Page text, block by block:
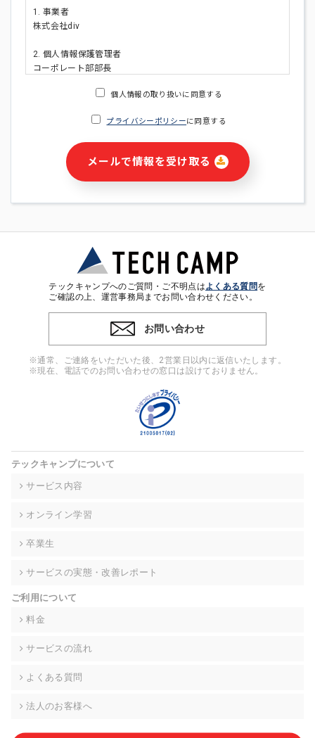
1. 事業者
株式会社div
2. 個人情報保護管理者
コーポレート部部長
・ご請求された資料の送付のため
・本サービス及び本サービスに関連する情報(当社及び第三者の
サービス又は商品等の広告配信・宣伝を含みますが、それらに
・個人(法人の場合は担当者)を識別できない形式に加工した統
計情報の作成および利用
※上記の利用目的に基づいた本人への連絡及び配信について
4. 個人情報の第三者提供
ンをとるために、氏名等の一部の情報をサービス内で使用する
チャットツールで発信することにより、本サービスの他の利用
者等に提供することがあります。
当社は事業運営上、前項利用目的の範囲に限って個人情報を外
高い委託先を選定し、個人情報の適正管理・機密保持について
個人情報の開示等(利用目的の通知、開示、内容の訂正・追加・
て、下記の当社問合わせ窓口に申し出ることができます。その
的な期間内に対応いたします。ただし、申請が本人確認が不可
により、ご希望に添えない場合があります。 なお、アクセスロ
グなどの個人情報以外の情報については、原則として開示等は
株式会社div 個人情報問合せ窓口
メールアドレス:privacy_policy@di-v.co.jp
個人情報の取り扱いに同意する
プライバシーポリシーに同意する
メールで情報を受け取る
テックキャンプへのご質問・ご不明点はよくある質問を
ご確認の上、運営事務局までお問い合わせください。
お問い合わせ
※通常、ご連絡をいただいた後、2営業日以内に返信いたします。
※現在、電話でのお問い合わせの窓口は設けておりません。
テックキャンプについて
サービス内容
オンライン学習
卒業生
サービスの実態・改善レポート
ご利用について
料金
サービスの流れ
よくある質問
法人のお客様へ